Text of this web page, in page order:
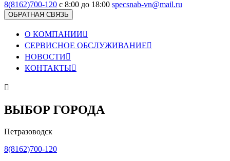
8(8162)700-120 с 8:00 до 18:00 specsnab-vn@mail.ru
ОБРАТНАЯ СВЯЗЬ
О КОМПАНИИ
СЕРВИСНОЕ ОБСЛУЖИВАНИЕ
НОВОСТИ
КОНТАКТЫ

ВЫБОР ГОРОДА
Петразоводск
8(8162)700-120